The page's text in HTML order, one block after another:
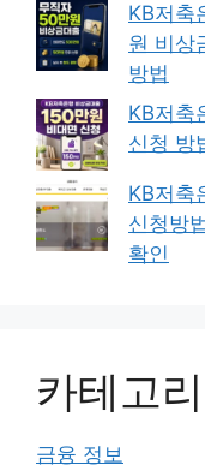
KB저축
원 비상
방법
KB저축
신청 방
KB저축
신청방
확인
카테고리
금융 정보